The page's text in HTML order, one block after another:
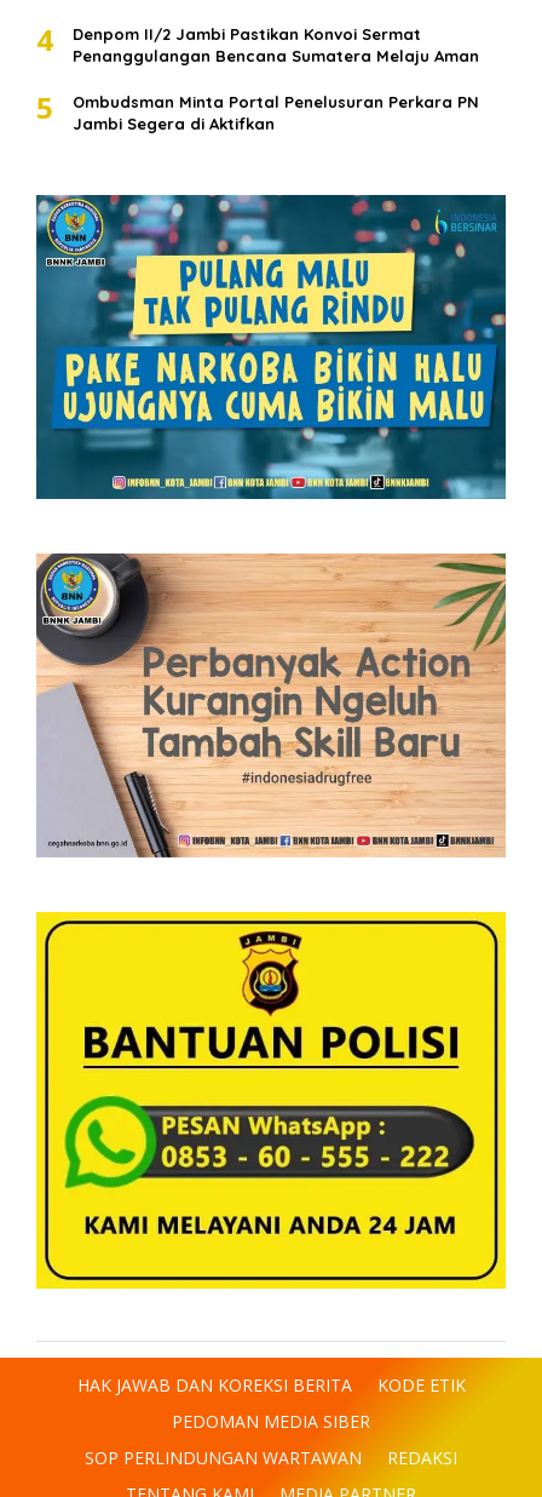
4
Denpom II/2 Jambi Pastikan Konvoi Sermat
Penanggulangan Bencana Sumatera Melaju Aman
5
Ombudsman Minta Portal Penelusuran Perkara PN
Jambi Segera di Aktifkan
HAK JAWAB DAN KOREKSI BERITA
KODE ETIK
PEDOMAN MEDIA SIBER
SOP PERLINDUNGAN WARTAWAN
REDAKSI